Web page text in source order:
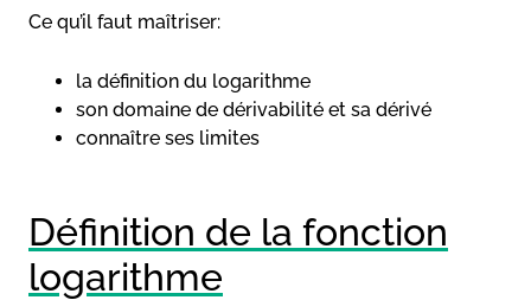
Ce qu’il faut maîtriser:
la définition du logarithme
son domaine de dérivabilité et sa dérivé
connaître ses limites
Définition de la fonction
logarithme